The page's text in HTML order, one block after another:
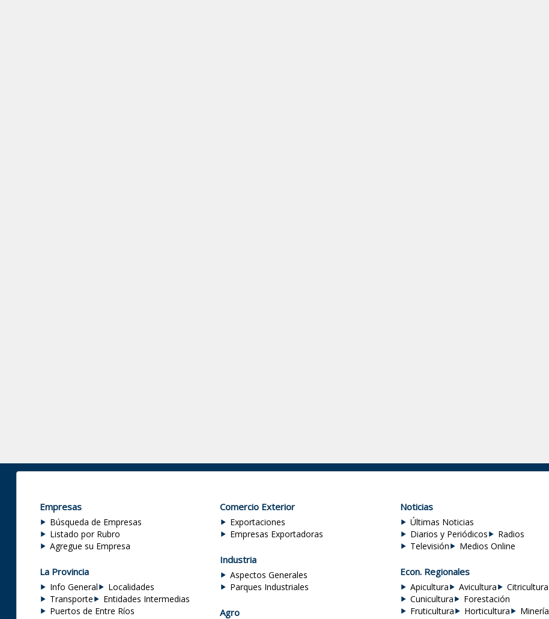
Empresas
Búsqueda de Empresas
Listado por Rubro
Agregue su Empresa
La Provincia
Info General
Localidades
Transporte
Entidades Intermedias
Puertos de Entre Ríos
Comercio Exterior
Exportaciones
Empresas Exportadoras
Industria
Aspectos Generales
Parques Industriales
Agro
Noticias
Últimas Noticias
Diarios y Periódicos
Radios
Televisión
Medios Online
Econ. Regionales
Apicultura Avicultura
Citricultura
Cunicultura
Forestación
Fruticultura
Horticultura
Minería